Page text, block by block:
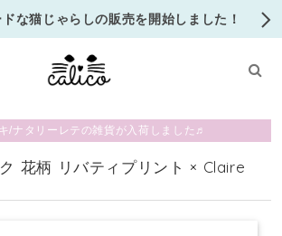
ドな猫じゃらしの販売を開始しました！
/ナタリーレテの雑貨が入荷しました♬
花柄 リバティプリント × Claire